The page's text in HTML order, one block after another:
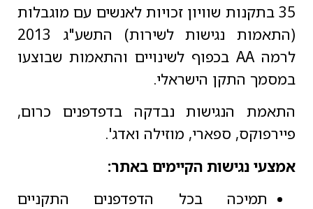
35 בתקנות שוויון זכויות לאנשים עם מוגבלות
(התאמות נגישות לשירות) התשע"ג 2013
לרמה AA בכפוף לשינויים והתאמות שבוצעו
במסמך התקן הישראלי.
התאמת הנגישות נבדקה בדפדפנים כרום,
פיירפוקס, ספארי, מוזילה ואדג'.
אמצעי נגישות הקיימים באתר:
תמיכה בכל הדפדפנים התקניים